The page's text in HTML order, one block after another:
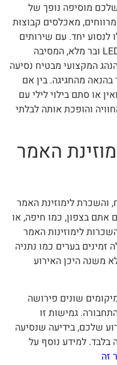
מוסיפה נופך של
מאכלסים קבוצות
לנסוע יחד. עם שירותים
כמו מערכת סאונד מתקדמת, תאורת LED ובר מלא, המסיבה
המקצועי מבטיח נסיעה
מהחגיגה. בין אם
או סתם בילוי לילי עם
והופכת אותה לבלתי
האמר
והשכרת לימוזינת האמר
אתם בצפון, כמו חיפה, או
לימוזינות האמר
בערים כמו נתניה
משנה היכן האירוע
שונים פירושה
גמישות זו
שלכם, בידיעה שנסיעה
למידע נוסף על
זה